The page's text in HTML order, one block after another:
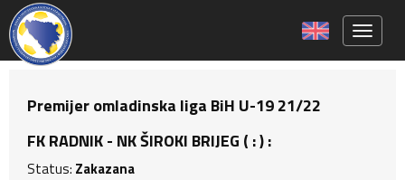
Premijer omladinska liga BiH U-19 21/22
FK RADNIK - NK ŠIROKI BRIJEG ( : ) :
Status: Zakazana